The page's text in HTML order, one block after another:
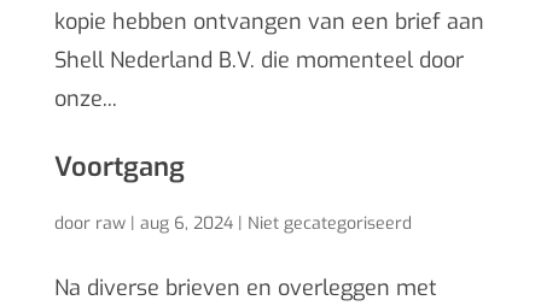
kopie hebben ontvangen van een brief aan
Shell Nederland B.V. die momenteel door
onze...
Voortgang
door raw| aug 6, 2024| Niet gecategoriseerd
Na diverse brieven en overleggen met